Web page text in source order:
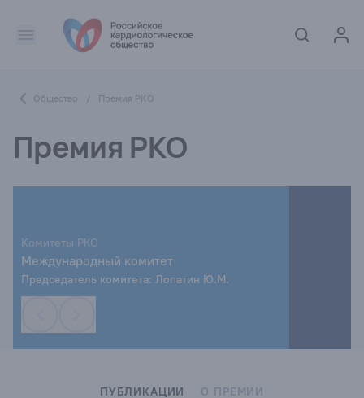
Общество / Премия РКО
Премия РКО
Комитеты РКО
Международный комитет
Председатель комитета: Лопатин Ю.М.
ПУБЛИКАЦИИ
О ПРЕМИИ